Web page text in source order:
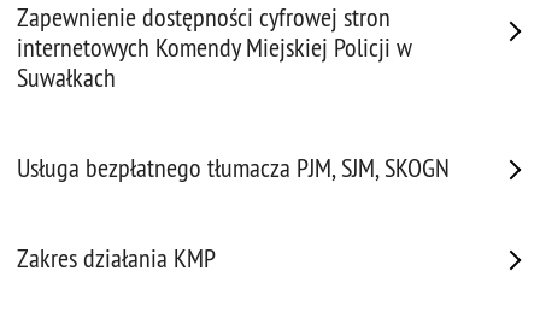
Zapewnienie dostępności cyfrowej stron
internetowych Komendy Miejskiej Policji w
Suwałkach
Usługa bezpłatnego tłumacza PJM, SJM, SKOGN
Zakres działania KMP